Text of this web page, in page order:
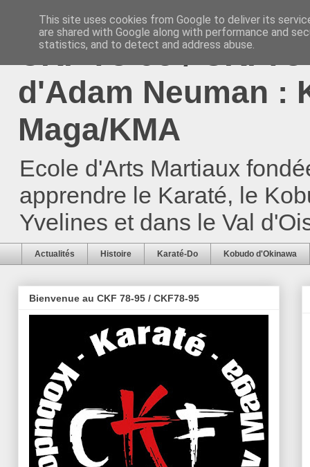
CKF 78-95 /
d'Adam Neuman :
Maga/KMA
Ecole d'Arts Martiaux
apprendre le Karaté, le
Yvelines et dans le Val
Actualités Histoire Karaté-Do Kobudo d'Okinawa
Bienvenue au CKF 78-95 / CKF78-95
This site uses cookies from Google to deliver its
are shared with Google along with performance and
statistics, and to detect and address abuse.